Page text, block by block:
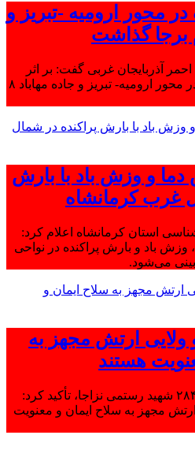
محور ارومیه -تبریز و
آذربایجان غربی گفت: بر اثر
بروز دو سانحه تصادف در محور ارومیه- تبریز و جاده مهاباد ۸
و وزش باد با بارش
غرب کرمانشاه
استان کرمانشاه اعلام کرد:
وزش باد و بارش پراکنده در نواحی
می‌شود.
ولایی ارتش مجهز به
هستند
خرم‌آباد – فرمانده تیپ ۲۸۴ شهید رستمی نزاجا، تأکید کرد:
مجهز به سلاح ایمان و معنویت